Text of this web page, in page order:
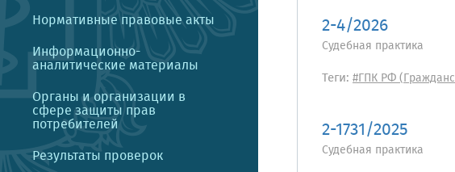
Нормативные правовые акты
Информационно-
аналитические материалы
Органы и организации в
сфере защиты прав
потребителей
Результаты проверок
2-4/2026
Судебная практика
Теги: #ГПК РФ
2-1731/2025
Судебная практика